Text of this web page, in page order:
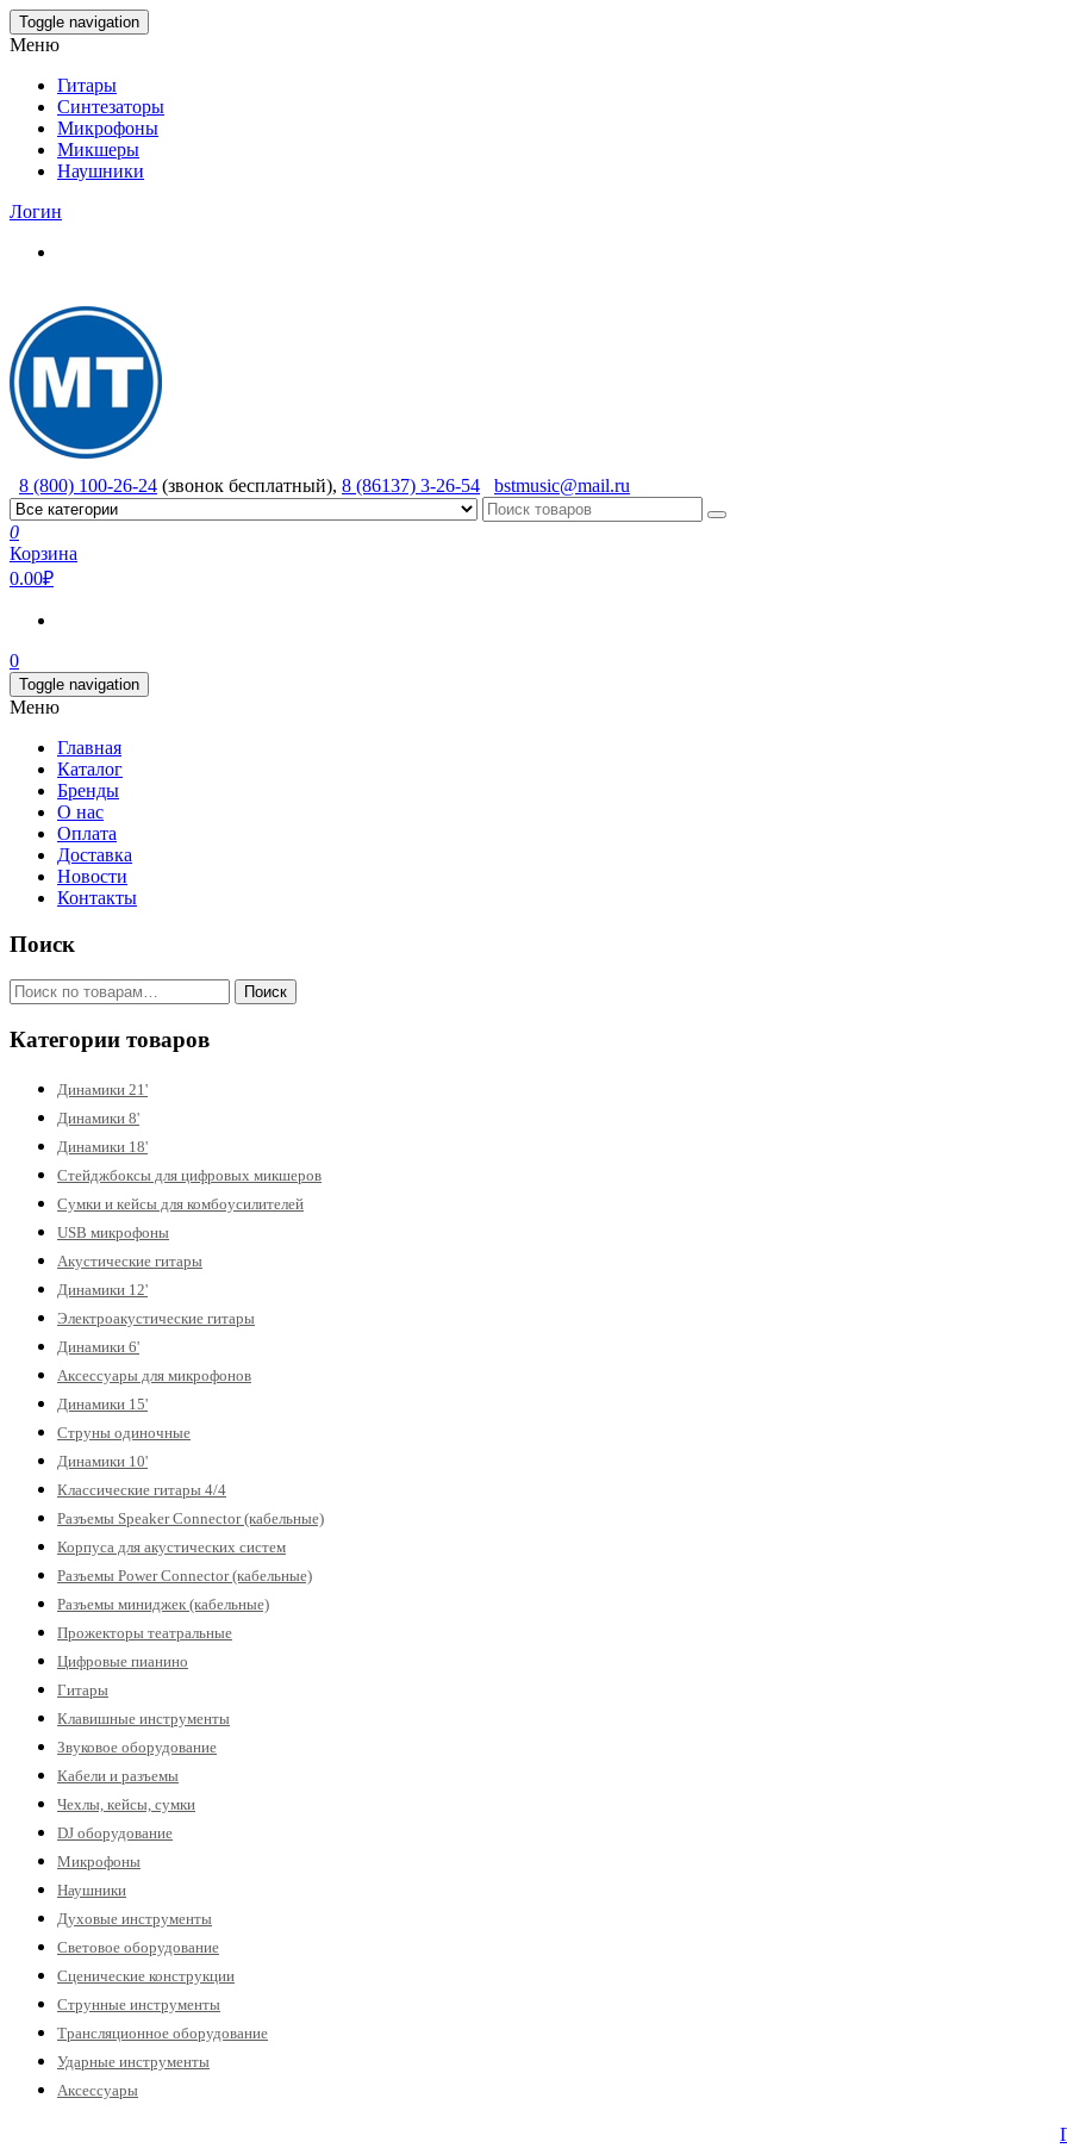
Skip
to
content
Toggle navigation
Меню
Гитары
Синтезаторы
Микрофоны
Микшеры
Наушники
Логин
8 (800) 100-26-24 (звонок бесплатный), 8 (86137) 3-26-54 bstmusic@mail.ru
0
Корзина
0.00₽
0
Toggle navigation
Меню
Главная
Каталог
Бренды
О нас
Оплата
Доставка
Новости
Контакты
Поиск
Искать: Поиск
Категории товаров
Динамики 21'
Динамики 8'
Динамики 18'
Стейджбоксы для цифровых микшеров
Сумки и кейсы для комбоусилителей
USB микрофоны
Акустические гитары
Динамики 12'
Электроакустические гитары
Динамики 6'
Аксессуары для микрофонов
Динамики 15'
Струны одиночные
Динамики 10'
Классические гитары 4/4
Разъемы Speaker Connector (кабельные)
Корпуса для акустических систем
Разъемы Power Connector (кабельные)
Разъемы миниджек (кабельные)
Прожекторы театральные
Цифровые пианино
Гитары
Клавишные инструменты
Звуковое оборудование
Кабели и разъемы
Чехлы, кейсы, сумки
DJ оборудование
Микрофоны
Наушники
Духовые инструменты
Световое оборудование
Сценические конструкции
Струнные инструменты
Трансляционное оборудование
Ударные инструменты
Аксессуары